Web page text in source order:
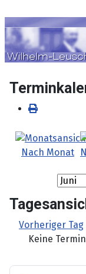
Nach Monat
Vorheriger Tag
Keine